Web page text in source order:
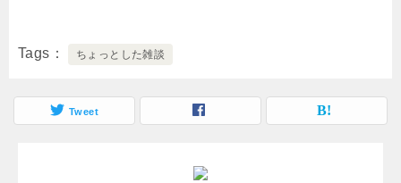
Tags ちょっとした雑談
Tweet